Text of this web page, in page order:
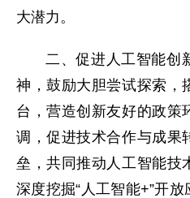
大潜力。
二、促进人工智能创
神，鼓励大胆尝试探索，
台，营造创新友好的政策
调，促进技术合作与成果
垒，共同推动人工智能技
深度挖掘“人工智能+”开